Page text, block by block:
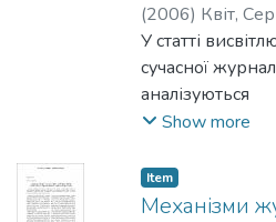
(2006) Квіт,
У статті
сучасної
аналізуються
причини появи
зумовлюються,
тісними
Show more
Item
Механізми